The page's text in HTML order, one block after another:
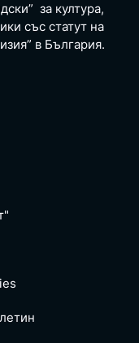
за култура,
със статут на
в България.